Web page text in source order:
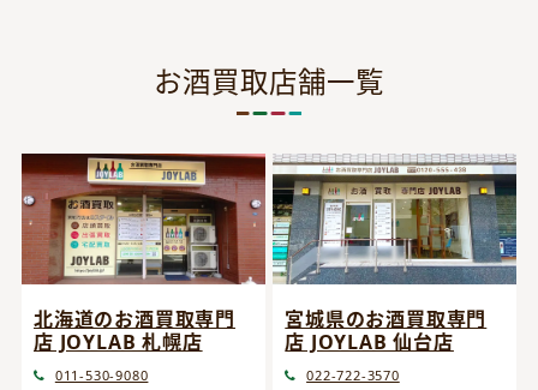
お酒買取店舗一覧
北海道のお酒買取専門
店 JOYLAB 札幌店
011-530-9080
宮城県のお酒買取専門
店 JOYLAB 仙台店
022-722-3570